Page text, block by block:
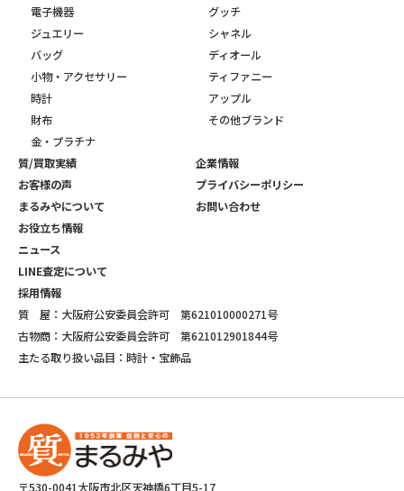
電子機器
ジュエリー
バッグ
小物・アクセサリー
時計
財布
金・プラチナ
グッチ
シャネル
ディオール
ティファニー
アップル
その他ブランド
質/買取実績
お客様の声
まるみやについて
お役立ち情報
ニュース
LINE査定について
採用情報
企業情報
プライバシーポリシー
お問い合わせ
質 屋：大阪府公安委員会許可 第621010000271号
古物商：大阪府公安委員会許可 第621012901844号
主たる取り扱い品目：時計・宝飾品
〒530-0041大阪市北区天神橋6丁目5-17